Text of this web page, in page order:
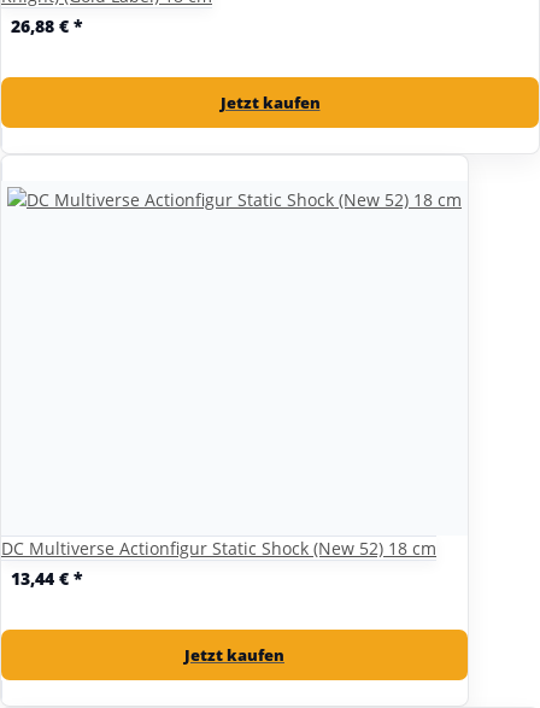
26,88 € *
Jetzt kaufen
DC Multiverse Actionfigur Static Shock (New 52) 18 cm
13,44 € *
Jetzt kaufen